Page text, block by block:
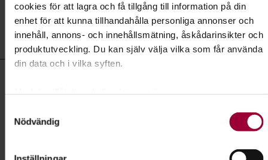
cookies för att lagra och få tillgång till information på din
enhet för att kunna tillhandahålla personliga annonser och
innehåll, annons- och innehållsmätning, åskådarinsikter och
produktutveckling. Du kan själv välja vilka som får använda
din data och i vilka syften.
kan ha en noggrannhet på upp till flera meter
Nödvändig
Liknande kurser inomMusiki
Södermanlands län
Musik- kurser, studiecirklar & evenemang (51 rader)
Fatslap
Dag